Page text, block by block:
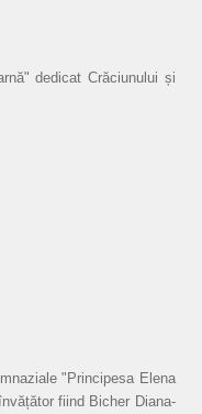
dedicat Crăciunului și
"Principesa Elena
fiind Bicher Diana-